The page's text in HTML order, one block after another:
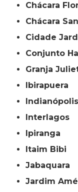
Chácara
Chácara
Cidade
Conjunto
Granja
Ibirapuera
Indianópolis
Interlagos
Ipiranga
Itaim Bibi
Jabaquara
Jardim